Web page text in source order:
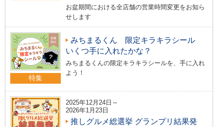
お盆期間における全店舗の営業時間変更をお知ら
せします
特集
みちまるくん 限定キラキラシール
いくつ手に入れたかな？
みちまるくんの限定キラキラシールを、手に入れ
よう！
2025年12月24日～
2026年1月23日
推しグルメ総選挙 グランプリ結果発